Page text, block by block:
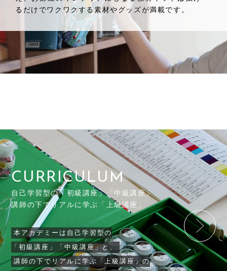
るだけでワクワクする素材やグッズが満載です。
CURRICULUM
自己学習型の「初級講座」「中級講座」
講師の下でリアルに学ぶ「上級講座」
本アカデミーは自己学習型の
「初級講座」「中級講座」と、
講師の下でリアルに学ぶ「上級講座」の